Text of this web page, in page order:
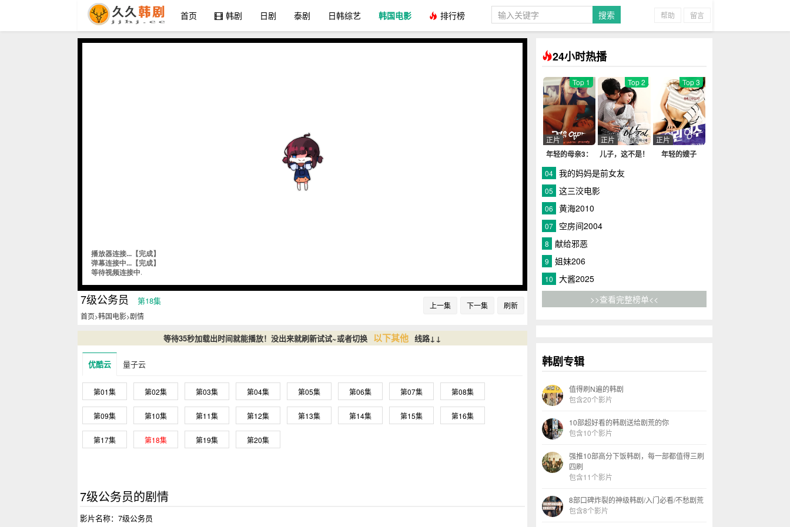
九九汉剧
首页 韩剧 日剧 泰剧 日韩综艺 韩国电影 排行榜 帮助 留言
上一集 下一集 刷新
7级公务员 第18集
首页>韩国电影>剧情
等待35秒加载出时间就能播放！没出来就刷新试试~或者切换 以下其他 线路↓↓
优酷云 量子云
第01集 第02集 第03集 第04集 第05集 第06集 第07集 第08集
第09集 第10集 第11集 第12集 第13集 第14集 第15集 第16集
第17集 第18集 第19集 第20集
7级公务员的剧情
影片名称：7级公务员
24小时热播
年轻的母亲3：
我年纪如何
Top 1
正片
儿子，这不是！
Top 2
正片
年轻的嫂子
Top 3
正片
04 我的妈妈是前女友
05 这三洨电影
06 黄海2010
07 空房间2004
8 献给邪恶
9 姐妹206
10
大酱2025
>>查看完整榜单<<
韩剧专辑
值得刷N遍的韩剧
包含20个影片
10部超好看的韩剧送给剧荒的你
包含10个影片
强推10部高分下饭韩剧，每一部都值得三刷
四刷
包含11个影片
8部口碑炸裂的神级韩剧/入门必看/不愁剧荒
包含8个影片